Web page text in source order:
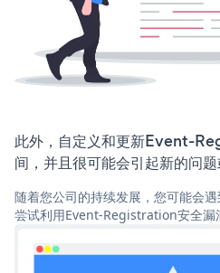
此外，自定义和更新Event-
间，并且很可能会引起新的问题
随着您公司的持续发展，您可能会
尝试利用Event-Registration安全漏